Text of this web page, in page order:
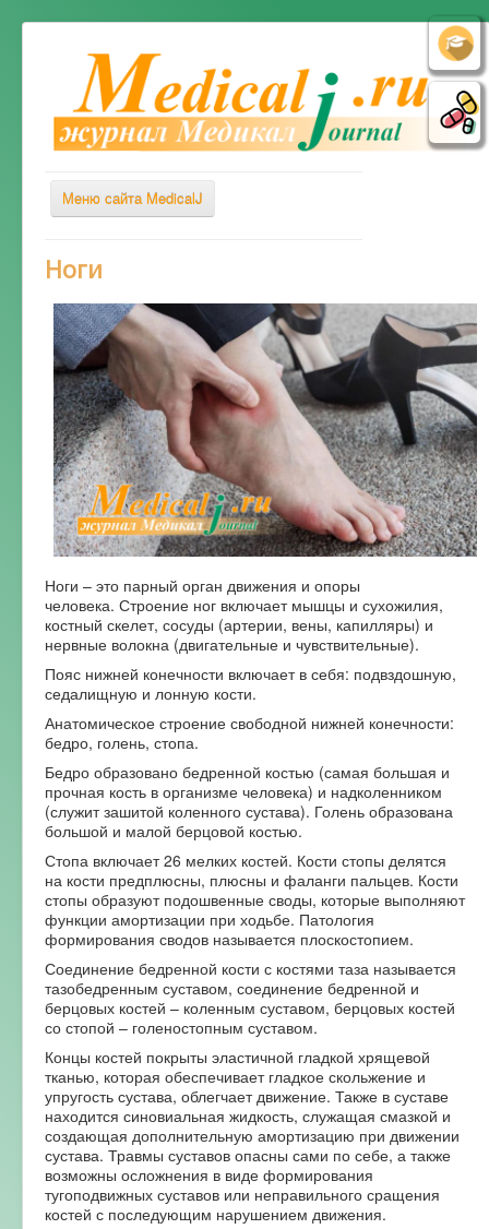
Меню сайта MedicalJ
Заболевания
Диагностика
Лечение
Советы врача
Альтернативная медицина
Форум
Ноги
Ноги – это парный орган движения и опоры
человека. Строение ног включает мышцы и сухожилия,
костный скелет, сосуды (артерии, вены, капилляры) и
нервные волокна (двигательные и чувствительные).
Пояс нижней конечности включает в себя: подвздошную,
седалищную и лонную кости.
Анатомическое строение свободной нижней конечности:
бедро, голень, стопа.
Бедро образовано бедренной костью (самая большая и
прочная кость в организме человека) и надколенником
(служит зашитой коленного сустава). Голень образована
большой и малой берцовой костью.
Стопа включает 26 мелких костей. Кости стопы делятся
на кости предплюсны, плюсны и фаланги пальцев. Кости
стопы образуют подошвенные своды, которые выполняют
функции амортизации при ходьбе. Патология
формирования сводов называется плоскостопием.
Соединение бедренной кости с костями таза называется
тазобедренным суставом, соединение бедренной и
берцовых костей – коленным суставом, берцовых костей
со стопой – голеностопным суставом.
Концы костей покрыты эластичной гладкой хрящевой
тканью, которая обеспечивает гладкое скольжение и
упругость сустава, облегчает движение. Также в суставе
находится синовиальная жидкость, служащая смазкой и
создающая дополнительную амортизацию при движении
сустава. Травмы суставов опасны сами по себе, а также
возможны осложнения в виде формирования
тугоподвижных суставов или неправильного сращения
костей с последующим нарушением движения.